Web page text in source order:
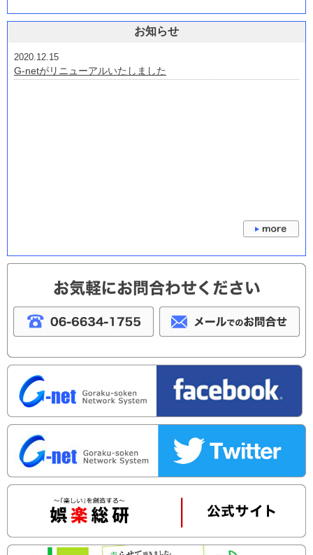
2026.07.24
下取機種 三洋・サンスリー
2026.07.22
下取り機種一覧(ぱちんこ） 三共・ビスティ・ジェイビー
お知らせ
2020.12.15
G-netがリニューアルいたしました